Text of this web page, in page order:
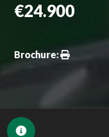
€24.900
Brochure: